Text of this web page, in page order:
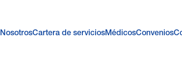
NosotrosCartera de serviciosMédicosConvenios